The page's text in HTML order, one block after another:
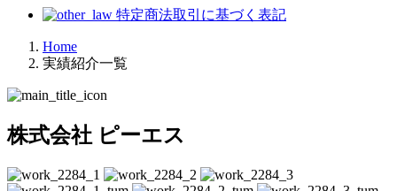
特定商法取引に基づく表記
Home
実績紹介一覧
株式会社 ピーエス